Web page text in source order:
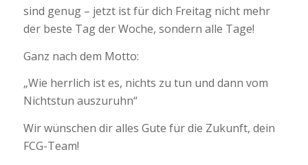
sind genug – jetzt ist für dich Freitag nicht mehr
der beste Tag der Woche, sondern alle Tage!
Ganz nach dem Motto:
„Wie herrlich ist es, nichts zu tun und dann vom
Nichtstun auszuruhn“
Wir wünschen dir alles Gute für die Zukunft, dein
FCG-Team!